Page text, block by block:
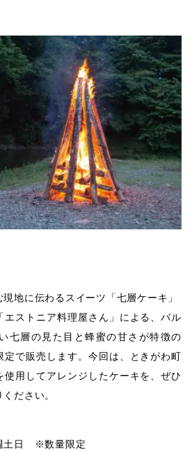
現地に伝わるスイーツ「七層ケーキ」
エストニア料理屋さん」による、バル
七層の見た目と蜂蜜の甘さが特徴の
定で販売します。今回は、ときがわ町
使用してアレンジしたケーキを、ぜひ
ださい。
土日 ※数量限定